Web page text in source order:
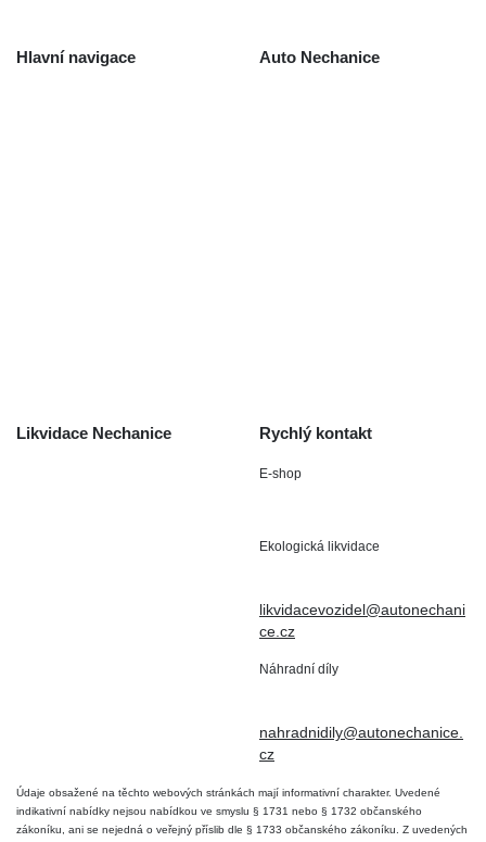
Hlavní navigace Auto Nechanice
Likvidace Nechanice Rychlý kontakt
E-shop
Ekologická likvidace
likvidacevozidel@autonechani
ce.cz
Náhradní díly
nahradnidily@autonechanice.
cz
Údaje obsažené na těchto webových stránkách mají informativní charakter. Uvedené
indikativní nabídky nejsou nabídkou ve smyslu § 1731 nebo § 1732 občanského
zákoníku, ani se nejedná o veřejný příslib dle § 1733 občanského zákoníku. Z uvedených